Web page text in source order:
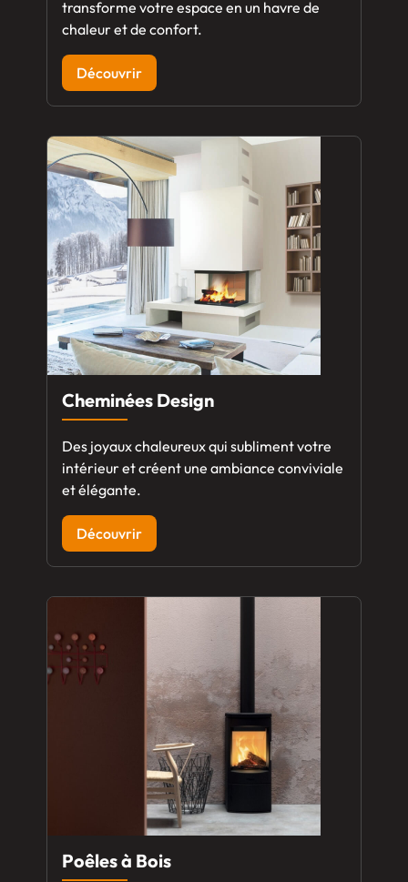
transforme votre espace en un havre de
chaleur et de confort.
Découvrir
Cheminées Design
Des joyaux chaleureux qui subliment votre
intérieur et créent une ambiance conviviale
et élégante.
Découvrir
Poêles à Bois